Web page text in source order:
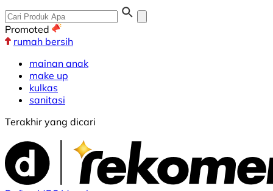
Promoted
rumah bersih
mainan anak
make up
kulkas
sanitasi
Terakhir yang dicari